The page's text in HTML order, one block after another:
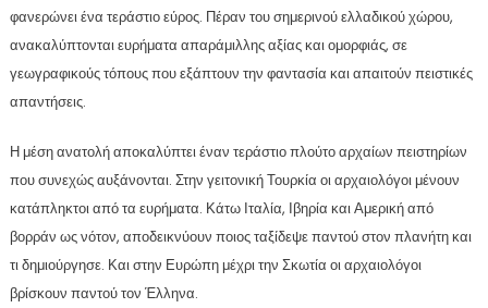
φανερώνει ένα τεράστιο εύρος. Πέραν του σημερινού ελλαδικού χώρου,
ανακαλύπτονται ευρήματα απαράμιλλης αξίας και ομορφιάς, σε
γεωγραφικούς τόπους που εξάπτουν την φαντασία και απαιτούν πειστικές
απαντήσεις.
Η μέση ανατολή αποκαλύπτει έναν τεράστιο πλούτο αρχαίων πειστηρίων
που συνεχώς αυξάνονται. Στην γειτονική Τουρκία οι αρχαιολόγοι μένουν
κατάπληκτοι από τα ευρήματα. Κάτω Ιταλία, Ιβηρία και Αμερική από
βορράν ως νότον, αποδεικνύουν ποιος ταξίδεψε παντού στον πλανήτη και
τι δημιούργησε. Και στην Ευρώπη μέχρι την Σκωτία οι αρχαιολόγοι
βρίσκουν παντού τον Έλληνα.